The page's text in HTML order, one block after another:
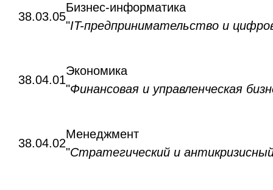
38.03.05
Бизнес-информатика
"IT-предпринимательство и
38.04.01
Экономика
"Финансовая и управленческая
38.04.02
Менеджмент
"Стратегический и